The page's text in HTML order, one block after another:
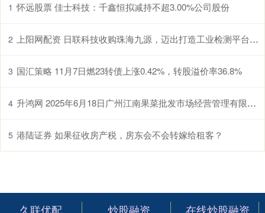
1 怀远股票 佳士科技：千鑫恒拟减持不超3.00%公司股份
2 上阳网配资 日联科技收购珠海九源，迈出打造工业检测平台型企业的关键一步
3 国汇策略 11月7日燃23转债上涨0.42%，转股溢价率36.8%
4 升鸿网 2025年6月18日广州江南果菜批发市场经营管理有限公司价格行情
5 港陆证券 如果征收房产税，房东会不会转嫁给租客？
久联优配 炒股融资 在线炒股融资